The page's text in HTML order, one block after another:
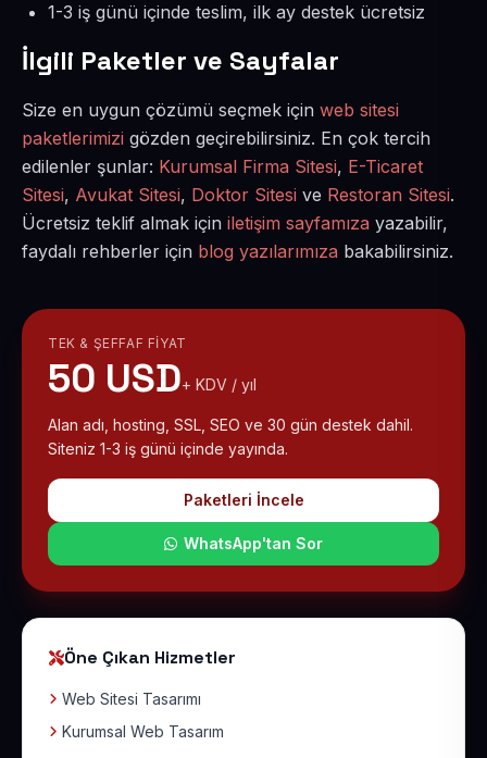
1-3 iş günü içinde teslim, ilk ay destek ücretsiz
İlgili Paketler ve Sayfalar
Size en uygun çözümü seçmek için web sitesi
paketlerimizi gözden geçirebilirsiniz. En çok tercih
edilenler şunlar: Kurumsal Firma Sitesi, E-Ticaret
Sitesi, Avukat Sitesi, Doktor Sitesi ve Restoran Sitesi.
Ücretsiz teklif almak için iletişim sayfamıza yazabilir,
faydalı rehberler için blog yazılarımıza bakabilirsiniz.
TEK & ŞEFFAF FIYAT
50 USD+ KDV / yıl
Alan adı, hosting, SSL, SEO ve 30 gün destek dahil.
Siteniz 1-3 iş günü içinde yayında.
Paketleri İncele
WhatsApp'tan Sor
Öne Çıkan Hizmetler
Web Sitesi Tasarımı
Kurumsal Web Tasarım